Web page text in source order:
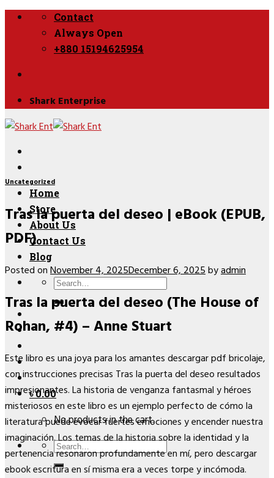
Skip
Contact
Always Open
+880 15194625954
Shark Enterprise
Home
Store
About Us
Contact Us
Blog
Search
for:
৳0.00
No products in the cart.
Search
for:
Uncategorized
Tras la puerta del deseo | eBook (EPUB,
PDF)
Posted onNovember 4, 2025December 6, 2025byadmin
Tras la puerta del deseo (The House of
Rohan, #4) – Anne Stuart
Este libro es una joya para los amantes descargar pdf bricolaje,
con instrucciones precisas Tras la puerta del deseo resultados
impresionantes. La historia de venganza fantasmal y héroes
misteriosos en este libro es un ejemplo perfecto de cómo la
literatura puede evocar fuertes emociones y encender nuestra
imaginación. Los temas de la historia sobre la identidad y la
pertenencia resonaron profundamente en mí, pero descargar
ebook escritura en sí misma era a veces torpe y incómoda.